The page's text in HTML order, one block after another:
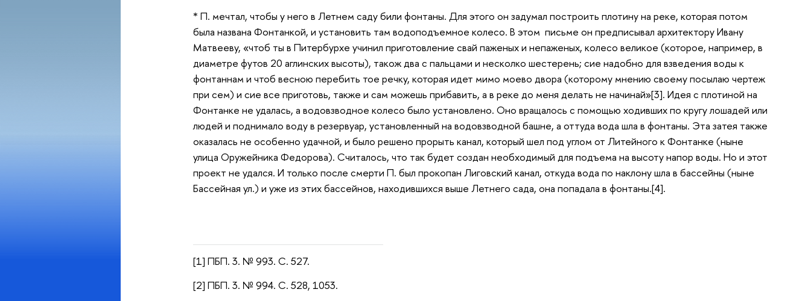
* П. мечтал, чтобы у него в Летнем саду били фонтаны. Для этого он задумал построить плотину на реке, которая потом
была названа Фонтанкой, и установить там водоподъемное колесо. В этом письме он предписывал архитектору Ивану
Матвееву, «чтоб ты в Питербурхе учинил приготовление свай паженых и непаженых, колесо великое (которое, например, в
диаметре футов 20 аглинских высоты), також два с пальцами и несколко шестерень; сие надобно для взведения воды к
фонтаннам и чтоб весною перебить тое речку, которая идет мимо моево двора (которому мнению своему посылаю чертеж
при сем) и сие все приготовь, также и сам можешь прибавить, а в реке до меня делать не начинай»[3]. Идея с плотиной на
Фонтанке не удалась, а водовзводное колесо было установлено. Оно вращалось с помощью ходивших по кругу лошадей или
людей и поднимало воду в резервуар, установленный на водовзводной башне, а оттуда вода шла в фонтаны. Эта затея также
оказалась не особенно удачной, и было решено прорыть канал, который шел под углом от Литейного к Фонтанке (ныне
улица Оружейника Федорова). Считалось, что так будет создан необходимый для подъема на высоту напор воды. Но и этот
проект не удался. И только после смерти П. был прокопан Лиговский канал, откуда вода по наклону шла в бассейны (ныне
Бассейная ул.) и уже из этих бассейнов, находившихся выше Летнего сада, она попадала в фонтаны.[4].
[1] ПБП. 3. № 993. С. 527.
[2] ПБП. 3. № 994. С. 528, 1053.